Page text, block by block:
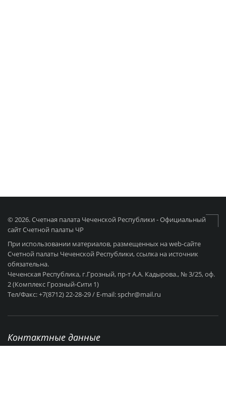
© 2026. Счетная палата Чеченской Республики - Официальный
сайт Счетной палаты ЧР
При использовании материалов, размещенных на web-сайте
Счетной палаты Чеченской Республики, ссылка на источник
обязательна.
Чеченская Республика, г.Грозный, пр-т А.А. Кадырова., № 3/25, оф.
2 (Комплекс Грозный-Сити 1)
Тел/Факс: +7(8712) 22-28-29 / E-mail: spchr@mail.ru
Контактные данные